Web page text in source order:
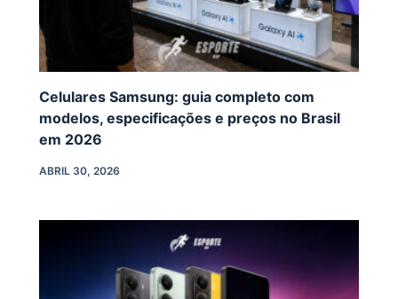
Celulares Samsung: guia completo com
modelos, especificações e preços no Brasil
em 2026
ABRIL 30, 2026